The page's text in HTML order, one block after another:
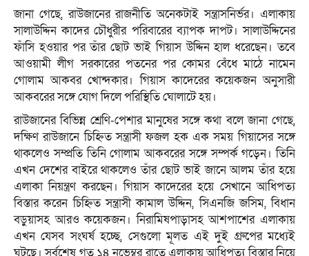
জানা গেছে, রাউজানের রাজনীতি অনেকটাই সন্ত্রাসনির্ভর। এলাকায়
সালাউদ্দিন কাদের চৌধুরীর পরিবারের ব্যাপক দাপট। সালাউদ্দিনের
ফাঁসি হওয়ার পর তাঁর ছোট ভাই গিয়াস উদ্দিন হাল ধরেছেন। তবে
আওয়ামী লীগ সরকারের পতনের পর কোমর বেঁধে মাঠে নামেন
গোলাম আকবর খোন্দকার। গিয়াস কাদেরের কয়েকজন অনুসারী
আকবরের সঙ্গে যোগ দিলে পরিস্থিতি ঘোলাটে হয়।
রাউজানের বিভিন্ন শ্রেণি-পেশার মানুষের সঙ্গে কথা বলে জানা গেছে,
দক্ষিণ রাউজানে চিহ্নিত সন্ত্রাসী ফজল হক এক সময় গিয়াসের সঙ্গে
থাকলেও সম্প্রতি তিনি গোলাম আকবরের সঙ্গে সম্পর্ক গড়েন। তিনি
এখন দেশের বাইরে থাকলেও তাঁর ছোট ভাই জানে আলম তাঁর হয়ে
এলাকা নিয়ন্ত্রণ করছেন। গিয়াস কাদেরের হয়ে সেখানে আধিপত্য
বিস্তার করেন চিহ্নিত সন্ত্রাসী কামাল উদ্দিন, সিএনজি জসিম, বিধান
বড়ুয়াসহ আরও কয়েকজন। নিরামিষপাড়াসহ আশপাশের এলাকায়
এখন যেসব সংঘর্ষ হচ্ছে, সেগুলো মূলত এই দুই গ্রুপের মধ্যেই